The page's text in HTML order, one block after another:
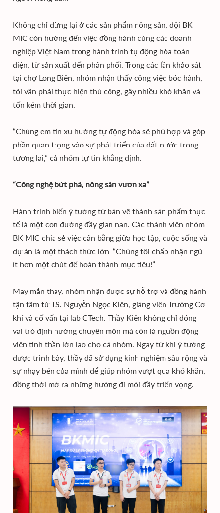
Không chỉ dừng lại ở các sản phẩm nông sản, đội BK
MIC còn hướng đến việc đồng hành cùng các doanh
nghiệp Việt Nam trong hành trình tự động hóa toàn
diện, từ sản xuất đến phân phối. Trong các lần khảo sát
tại chợ Long Biên, nhóm nhận thấy công việc bóc hành,
tỏi vẫn phải thực hiện thủ công, gây nhiều khó khăn và
tốn kém thời gian.
“Chúng em tin xu hướng tự động hóa sẽ phù hợp và góp
phần quan trọng vào sự phát triển của đất nước trong
tương lai,” cả nhóm tự tin khẳng định.
“Công nghệ bứt phá, nông sản vươn xa”
Hành trình biến ý tưởng từ bản vẽ thành sản phẩm thực
tế là một con đường đầy gian nan. Các thành viên nhóm
BK MIC chia sẻ việc cân bằng giữa học tập, cuộc sống và
dự án là một thách thức lớn: “Chúng tôi chấp nhận ngủ
ít hơn một chút để hoàn thành mục tiêu!”
May mắn thay, nhóm nhận được sự hỗ trợ và đồng hành
tận tâm từ TS. Nguyễn Ngọc Kiên, giảng viên Trường Cơ
khí và cố vấn tại lab CTech. Thầy Kiên không chỉ đóng
vai trò định hướng chuyên môn mà còn là nguồn động
viên tinh thần lớn lao cho cả nhóm. Ngay từ khi ý tưởng
được trình bày, thầy đã sử dụng kinh nghiệm sâu rộng và
sự nhạy bén của mình để giúp nhóm vượt qua khó khăn,
đồng thời mở ra những hướng đi mới đầy triển vọng.